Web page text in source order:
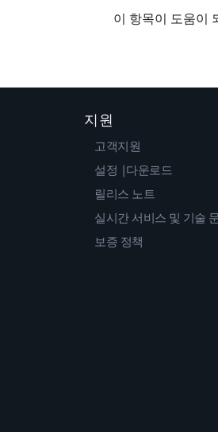
이 항목이 도움이
지원
고객지원
설정 |다운로드
릴리스 노트
실시간 서비스 및 기술
보증 정책